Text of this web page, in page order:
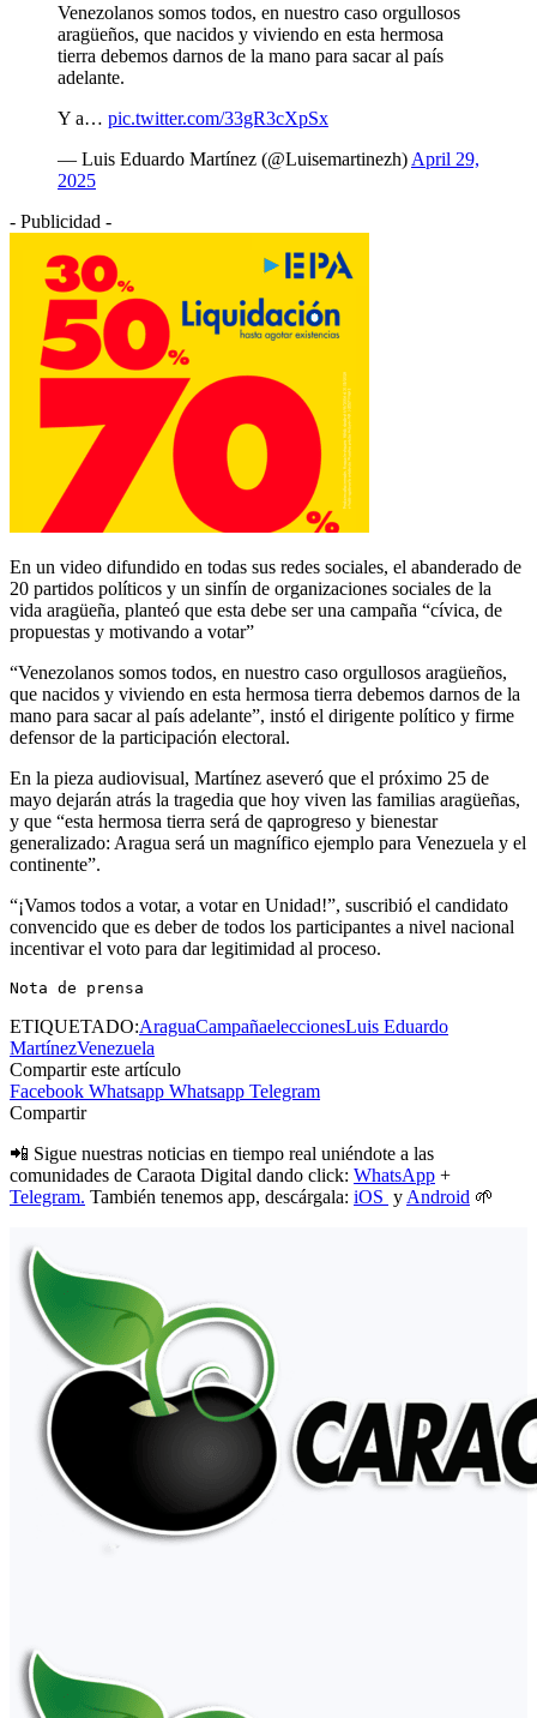
Venezolanos somos todos, en nuestro caso orgullosos
aragüeños, que nacidos y viviendo en esta hermosa
tierra debemos darnos de la mano para sacar al país
adelante.
Y a… pic.twitter.com/33gR3cXpSx
— Luis Eduardo Martínez (@Luisemartinezh) April 29,
2025
- Publicidad -
En un video difundido en todas sus redes sociales, el abanderado de
20 partidos políticos y un sinfín de organizaciones sociales de la
vida aragüeña, planteó que esta debe ser una campaña “cívica, de
propuestas y motivando a votar”
“Venezolanos somos todos, en nuestro caso orgullosos aragüeños,
que nacidos y viviendo en esta hermosa tierra debemos darnos de la
mano para sacar al país adelante”, instó el dirigente político y firme
defensor de la participación electoral.
En la pieza audiovisual, Martínez aseveró que el próximo 25 de
mayo dejarán atrás la tragedia que hoy viven las familias aragüeñas,
y que “esta hermosa tierra será de qaprogreso y bienestar
generalizado: Aragua será un magnífico ejemplo para Venezuela y el
continente”.
“¡Vamos todos a votar, a votar en Unidad!”, suscribió el candidato
convencido que es deber de todos los participantes a nivel nacional
incentivar el voto para dar legitimidad al proceso.
Nota de prensa
ETIQUETADO:AraguaCampañaeleccionesLuis Eduardo
MartínezVenezuela
Compartir este artículo
Facebook Whatsapp Whatsapp Telegram
Compartir
📲 Sigue nuestras noticias en tiempo real uniéndote a las
comunidades de Caraota Digital dando click: WhatsApp +
Telegram. También tenemos app, descárgala: iOS y Android 🌱